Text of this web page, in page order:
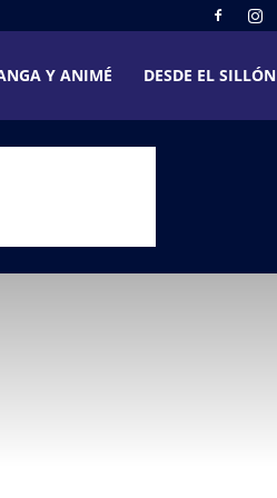
Y ANIMÉ DESDE EL SILLÓN